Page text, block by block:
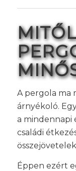
A pergola ma
árnyékoló.
a mindennapi
családi
Éppen ezért